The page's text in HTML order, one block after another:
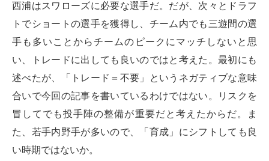
西浦はスワローズに必要な選手だ。だが、次々とドラフ
トでショートの選手を獲得し、チーム内でも三遊間の選
手も多いことからチームのピークにマッチしないと思
い、トレードに出しても良いのではと考えた。最初にも
述べたが、「トレード＝不要」というネガティブな意味
合いで今回の記事を書いているわけではない。リスクを
冒してでも投手陣の整備が重要だと考えたからだ。ま
た、若手内野手が多いので、「育成」にシフトしても良
い時期ではないか。